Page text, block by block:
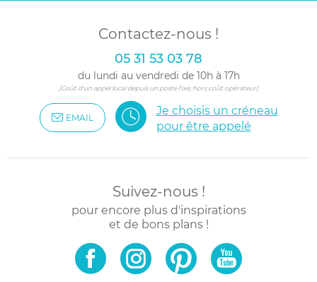
Contactez-nous !
05 31 53 03 78
du lundi au vendredi de 10h à 17h
(Coût d'un appel local depuis un poste fixe, hors coût opérateur)
EMAIL
Je choisis un créneau
pour être appelé
Suivez-nous !
pour encore plus d'inspirations
et de bons plans !